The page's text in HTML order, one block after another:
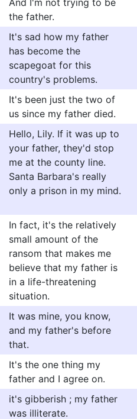
And I'm not trying to be
the father.
It's sad how my father
has become the
scapegoat for this
country's problems.
It's been just the two of
us since my father died.
Hello, Lily. If it was up to
your father, they'd stop
me at the county line.
Santa Barbara's really
only a prison in my mind.
In fact, it's the relatively
small amount of the
ransom that makes me
believe that my father is
in a life-threatening
situation.
It was mine, you know,
and my father's before
that.
It's the one thing my
father and I agree on.
it's gibberish ; my father
was illiterate.